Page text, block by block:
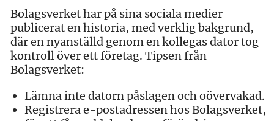
Bolagsverket har på sina sociala medier
publicerat en historia, med verklig bakgrund,
där en nyanställd genom en kollegas dator tog
kontroll över ett företag. Tipsen från
Bolagsverket:
Lämna inte datorn påslagen och oövervakad.
Registrera e-postadressen hos Bolagsverket,